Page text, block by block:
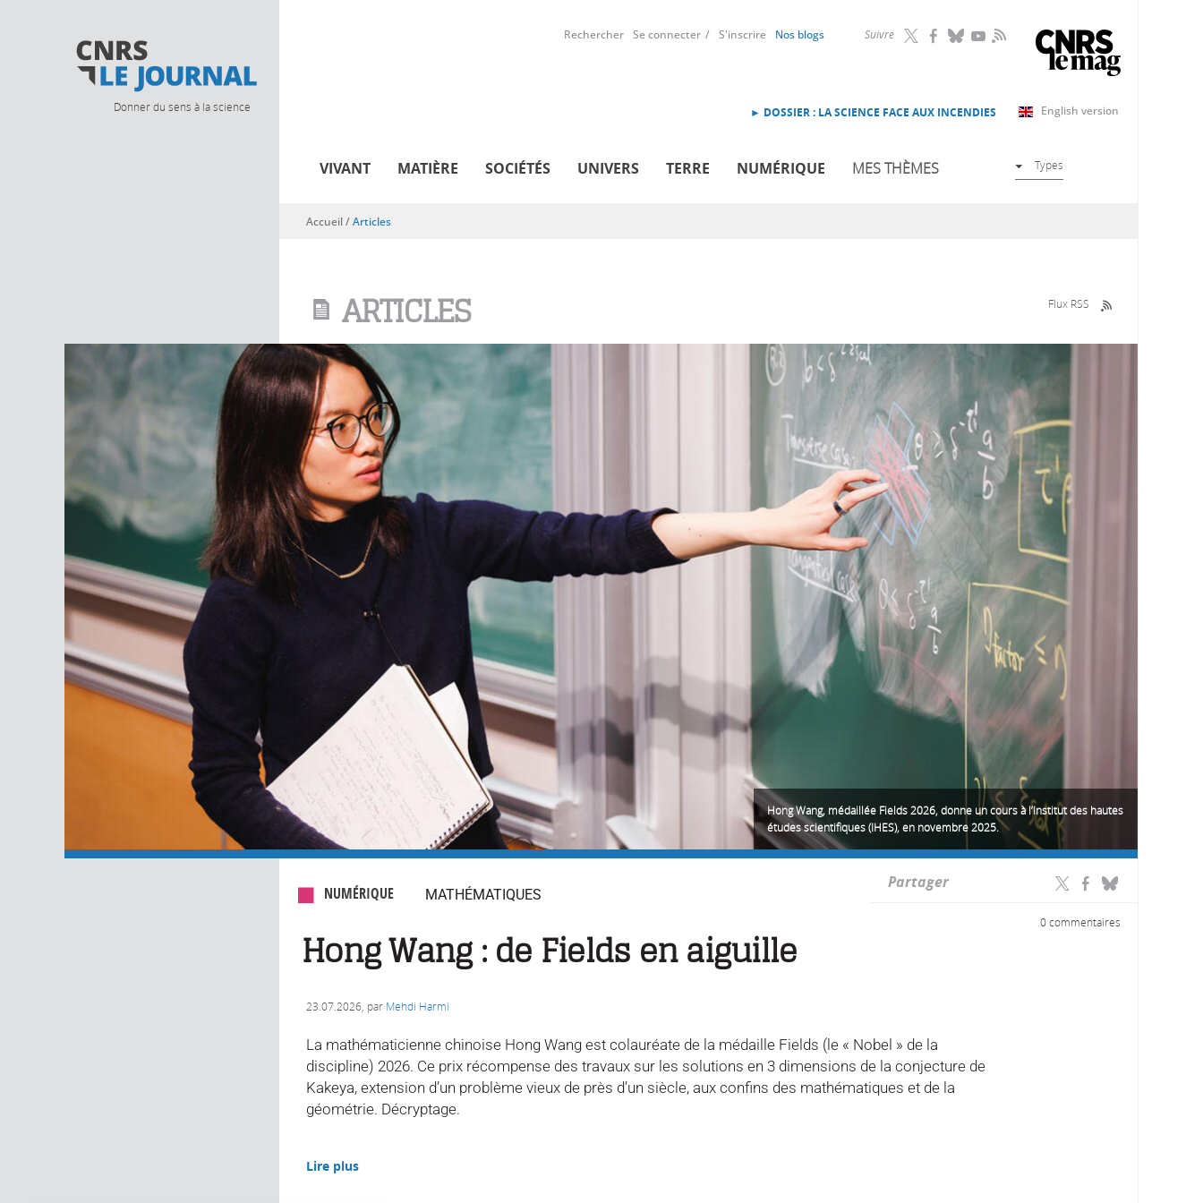
Donner du sens à la science
Suivre RSS
Rechercher Se connecter S'inscrire Nos blogs
English version
► DOSSIER : LA SCIENCE FACE AUX INCENDIES
VIVANT MATIÈRE SOCIÉTÉS UNIVERS TERRE NUMÉRIQUE MES THÈMES Types
Vous êtes ici
Accueil/Articles
ARTICLES Flux RSS
Hong Wang, médaillée Fields 2026, donne un cours à l’Institut des hautes
études scientifiques (IHES), en novembre 2025.
Partager
NUMÉRIQUE MATHÉMATIQUES
0 commentaires
Hong Wang : de Fields en aiguille
23.07.2026 , par Mehdi Harmi
La mathématicienne chinoise Hong Wang est colauréate de la médaille Fields (le « Nobel » de la
discipline) 2026. Ce prix récompense des travaux sur les solutions en 3 dimensions de la conjecture de
Kakeya, extension d’un problème vieux de près d’un siècle, aux confins des mathématiques et de la
géométrie. Décryptage.
Lire plus